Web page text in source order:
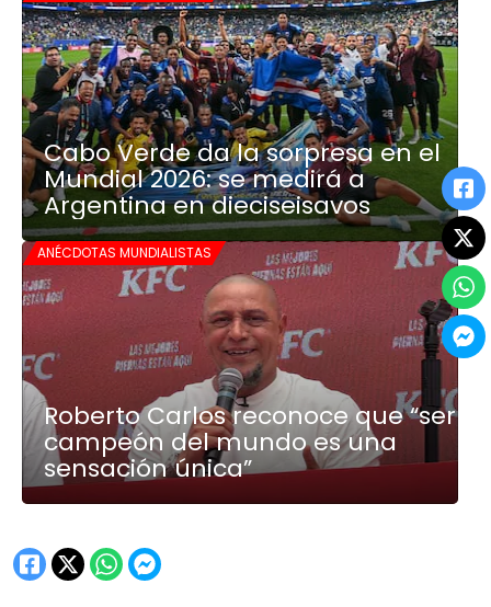
Cabo Verde da la sorpresa en el
Mundial 2026: se medirá a
Argentina en dieciseisavos
ANÉCDOTAS MUNDIALISTAS
Roberto Carlos reconoce que “ser
campeón del mundo es una
sensación única”